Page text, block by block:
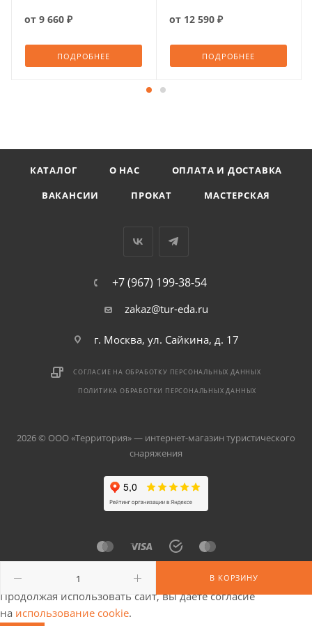
В КОРЗИНУ
от 9 660 ₽
ПОДРОБНЕЕ
от 12 590 ₽
ПОДРОБНЕЕ
КАТАЛОГ О НАС
ОПЛАТА И ДОСТАВКА
ВАКАНСИИ
ПРОКАТ МАСТЕРСКАЯ
+7 (967) 199-38-54
zakaz@tur-eda.ru
г. Москва, ул. Сайкина, д. 17
СОГЛАСИЕ НА ОБРАБОТКУ ПЕРСОНАЛЬНЫХ ДАННЫХ
ПОЛИТИКА ОБРАБОТКИ ПЕРСОНАЛЬНЫХ ДАННЫХ
2026 © ООО «Территория» — интернет-магазин туристического
снаряжения
Продолжая использовать сайт, вы даете согласие
на использование cookie.